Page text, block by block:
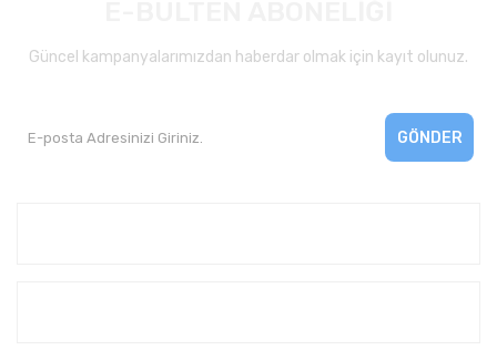
Güncel kampanyalarımızdan haberdar olmak için kayıt olunuz.
GÖNDER